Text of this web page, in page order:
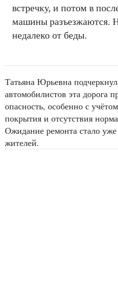
встречку, и потом в
машины разъезжаются.
недалеко от беды.
Татьяна Юрьевна
автомобилистов эта дорога
опасность, особенно с
покрытия и отсутствия
Ожидание ремонта стало
жителей.